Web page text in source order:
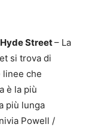
Street– La
si trova di
linee che
è la più
più lunga
Powell /